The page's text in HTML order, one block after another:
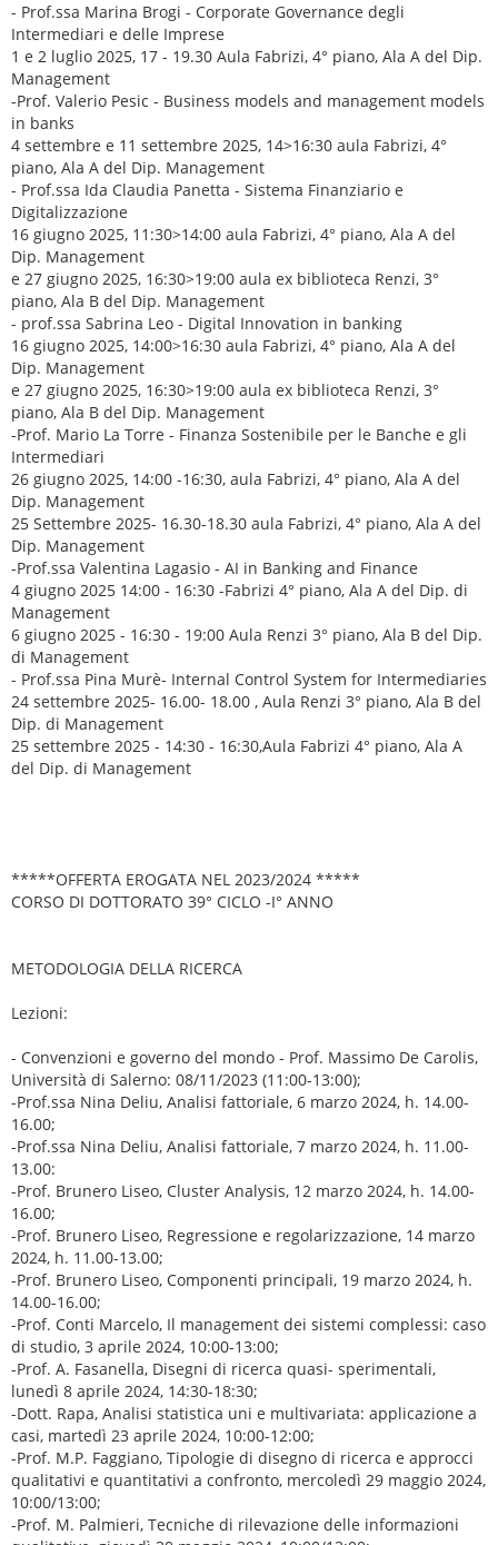
- Prof.ssa Marina Brogi - Corporate Governance degli
Intermediari e delle Imprese
1 e 2 luglio 2025, 17 - 19.30 Aula Fabrizi, 4° piano, Ala A del Dip.
Management
-Prof. Valerio Pesic - Business models and management models
in banks
4 settembre e 11 settembre 2025, 14>16:30 aula Fabrizi, 4°
piano, Ala A del Dip. Management
- Prof.ssa Ida Claudia Panetta - Sistema Finanziario e
Digitalizzazione
16 giugno 2025, 11:30>14:00 aula Fabrizi, 4° piano, Ala A del
Dip. Management
e 27 giugno 2025, 16:30>19:00 aula ex biblioteca Renzi, 3°
piano, Ala B del Dip. Management
- prof.ssa Sabrina Leo - Digital Innovation in banking
16 giugno 2025, 14:00>16:30 aula Fabrizi, 4° piano, Ala A del
Dip. Management
e 27 giugno 2025, 16:30>19:00 aula ex biblioteca Renzi, 3°
piano, Ala B del Dip. Management
-Prof. Mario La Torre - Finanza Sostenibile per le Banche e gli
Intermediari
26 giugno 2025, 14:00 -16:30, aula Fabrizi, 4° piano, Ala A del
Dip. Management
25 Settembre 2025- 16.30-18.30 aula Fabrizi, 4° piano, Ala A del
Dip. Management
-Prof.ssa Valentina Lagasio - AI in Banking and Finance
4 giugno 2025 14:00 - 16:30 -Fabrizi 4° piano, Ala A del Dip. di
Management
6 giugno 2025 - 16:30 - 19:00 Aula Renzi 3° piano, Ala B del Dip.
di Management
- Prof.ssa Pina Murè- Internal Control System for Intermediaries
24 settembre 2025- 16.00- 18.00 , Aula Renzi 3° piano, Ala B del
Dip. di Management
25 settembre 2025 - 14:30 - 16:30,Aula Fabrizi 4° piano, Ala A
del Dip. di Management
*****OFFERTA EROGATA NEL 2023/2024 *****
CORSO DI DOTTORATO 39° CICLO -I° ANNO
METODOLOGIA DELLA RICERCA
Lezioni:
- Convenzioni e governo del mondo - Prof. Massimo De Carolis,
Università di Salerno: 08/11/2023 (11:00-13:00);
-Prof.ssa Nina Deliu, Analisi fattoriale, 6 marzo 2024, h. 14.00-
16.00;
-Prof.ssa Nina Deliu, Analisi fattoriale, 7 marzo 2024, h. 11.00-
13.00:
-Prof. Brunero Liseo, Cluster Analysis, 12 marzo 2024, h. 14.00-
16.00;
-Prof. Brunero Liseo, Regressione e regolarizzazione, 14 marzo
2024, h. 11.00-13.00;
-Prof. Brunero Liseo, Componenti principali, 19 marzo 2024, h.
14.00-16.00;
-Prof. Conti Marcelo, Il management dei sistemi complessi: caso
di studio, 3 aprile 2024, 10:00-13:00;
-Prof. A. Fasanella, Disegni di ricerca quasi- sperimentali,
lunedì 8 aprile 2024, 14:30-18:30;
-Dott. Rapa, Analisi statistica uni e multivariata: applicazione a
casi, martedì 23 aprile 2024, 10:00-12:00;
-Prof. M.P. Faggiano, Tipologie di disegno di ricerca e approcci
qualitativi e quantitativi a confronto, mercoledì 29 maggio 2024,
10:00/13:00;
-Prof. M. Palmieri, Tecniche di rilevazione delle informazioni